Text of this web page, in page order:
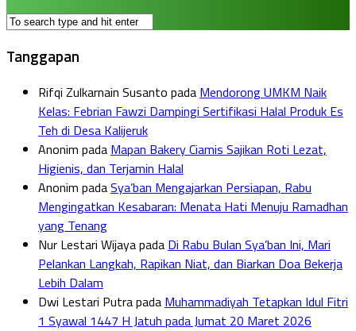
Tanggapan
Rifqi Zulkarnain Susanto pada Mendorong UMKM Naik
Kelas: Febrian Fawzi Dampingi Sertifikasi Halal Produk Es
Teh di Desa Kalijeruk
Anonim pada Mapan Bakery Ciamis Sajikan Roti Lezat,
Higienis, dan Terjamin Halal
Anonim padaSya’ban Mengajarkan Persiapan, Rabu
Mengingatkan Kesabaran: Menata Hati Menuju Ramadhan
yang Tenang
Nur Lestari Wijayapada Di Rabu Bulan Sya’ban Ini, Mari
Pelankan Langkah, Rapikan Niat, dan Biarkan Doa Bekerja
Lebih Dalam
Dwi Lestari Putrapada Muhammadiyah Tetapkan Idul Fitri
1 Syawal 1447 H Jatuh pada Jumat 20 Maret 2026